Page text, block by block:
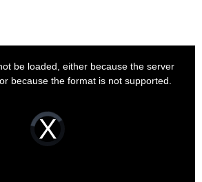
Video
Player
loading.
be loaded, either because the server
because the format is not supported.